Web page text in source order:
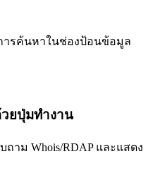
ารค้นหาในช่องป้อนข้อมูล
ยปุ่มทำงาน
าม Whois/RDAP และแสดง